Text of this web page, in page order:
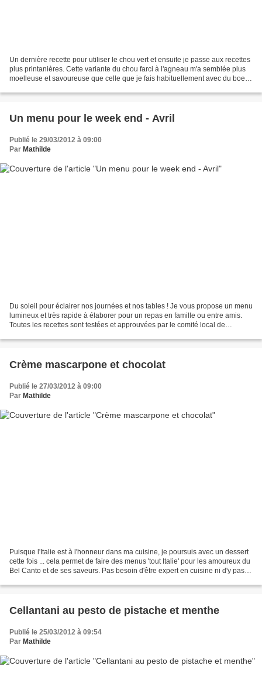
Un dernière recette pour utiliser le chou vert et ensuite je passe aux recettes
plus printanières. Cette variante du chou farci à l'agneau m'a semblée plus
moelleuse et savoureuse que celle que je fais habituellement avec du boeuf.
Un menu pour le week end - Avril
Publié le 29/03/2012 à 09:00
Par Mathilde
Du soleil pour éclairer nos journées et nos tables ! Je vous propose un menu
lumineux et très rapide à élaborer pour un repas en famille ou entre amis.
Toutes les recettes sont testées et approuvées par le comité local de
Crème mascarpone et chocolat
Publié le 27/03/2012 à 09:00
Par Mathilde
Puisque l'Italie est à l'honneur dans ma cuisine, je poursuis avec un dessert
cette fois ... cela permet de faire des menus 'tout Italie' pour les amoureux du
Bel Canto et de ses saveurs. Pas besoin d'être expert en cuisine ni d'y paser
Cellantani au pesto de pistache et menthe
Publié le 25/03/2012 à 09:54
Par Mathilde